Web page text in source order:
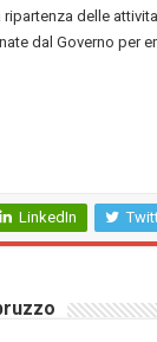
delle
dal Governo per
LinkedIn